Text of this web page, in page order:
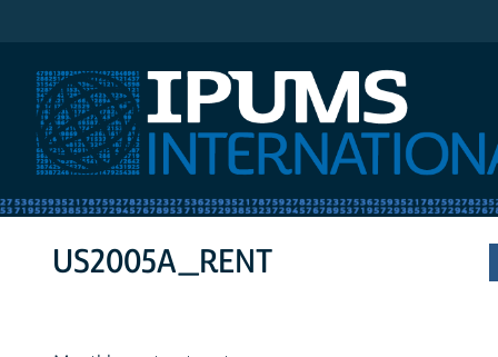
US2005A_RENT